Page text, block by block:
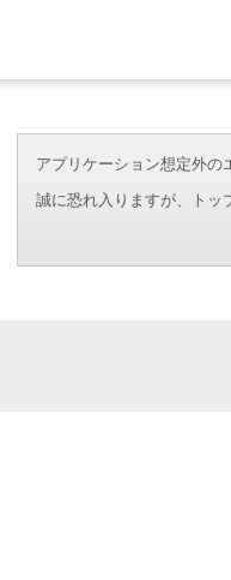
アプリケーション想定外の
誠に恐れ入りますが、トッ